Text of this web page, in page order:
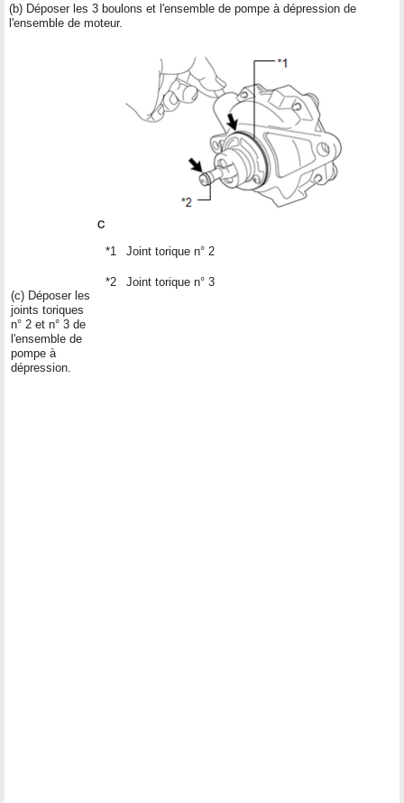
(b) Déposer les 3 boulons et l'ensemble de pompe à dépression de
l'ensemble de moteur.
(c) Déposer les
joints toriques
n° 2 et n° 3 de
l'ensemble de
pompe à
dépression.
*1 Joint torique n° 2
*2 Joint torique n° 3